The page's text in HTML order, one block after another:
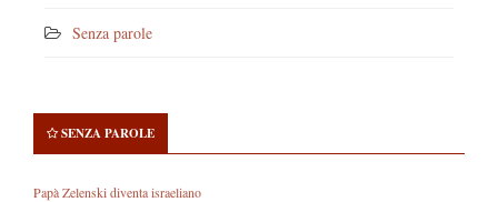
Senza parole
SENZA PAROLE
Papà Zelenski diventa israeliano